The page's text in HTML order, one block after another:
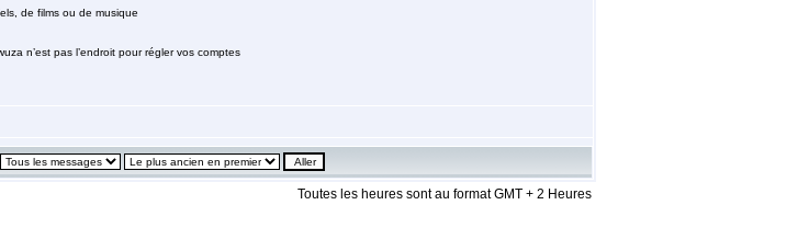
de films ou de musique
n’est pas l’endroit pour régler vos comptes
Toutes les heures sont au format GMT + 2 Heures